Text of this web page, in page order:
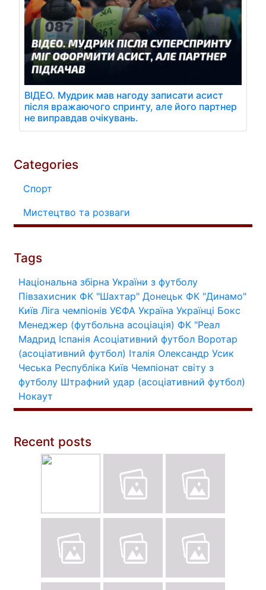
ВІДЕО. Мудрик мав нагоду записати асист
після вражаючого спринту, але його партнер
не виправдав очікувань.
Categories
Спорт
Мистецтво та розваги
Tags
Національна збірна України з футболу
Півзахисник ФК "Шахтар" Донецьк ФК "Динамо"
Київ Ліга чемпіонів УЄФА Україна Українці Бокс
Менеджер (футбольна асоціація) ФК "Реал
Мадрид Іспанія Асоціативний футбол Воротар
(асоціативний футбол) Італія Олександр Усик
Чеська Республіка Київ Чемпіонат світу з
футболу Штрафний удар (асоціативний футбол)
Нокаут
Recent posts